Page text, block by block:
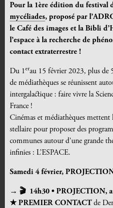
Pour la 1ère édition du festival
mycéliades, proposé par
le Café des images et la Bibli
l’espace à la recherche de
contact extraterrestre !
Du 1erau 15 février 2023, plus de
de médiathèques se réunissent
intergalactique : faire vivre la
France !
Cinémas et médiathèques mettent
stellaire pour proposer des
communes autour d’une grande
infinies : L’ESPACE.
Samedi 4 février,
→ 🎬 14h30 • PROJECTION,
★ PREMIER CONTACT de